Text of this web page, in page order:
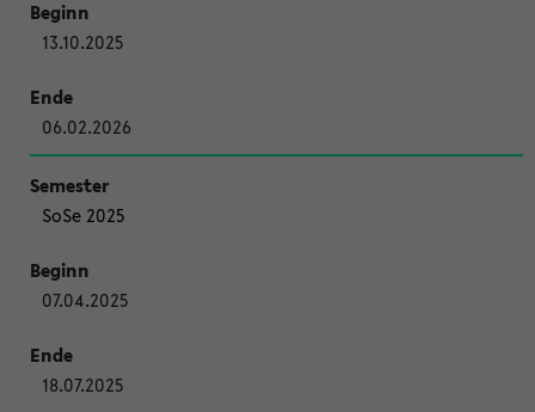
13.10.2025
06.02.2026
SoSe 2025
07.04.2025
18.07.2025